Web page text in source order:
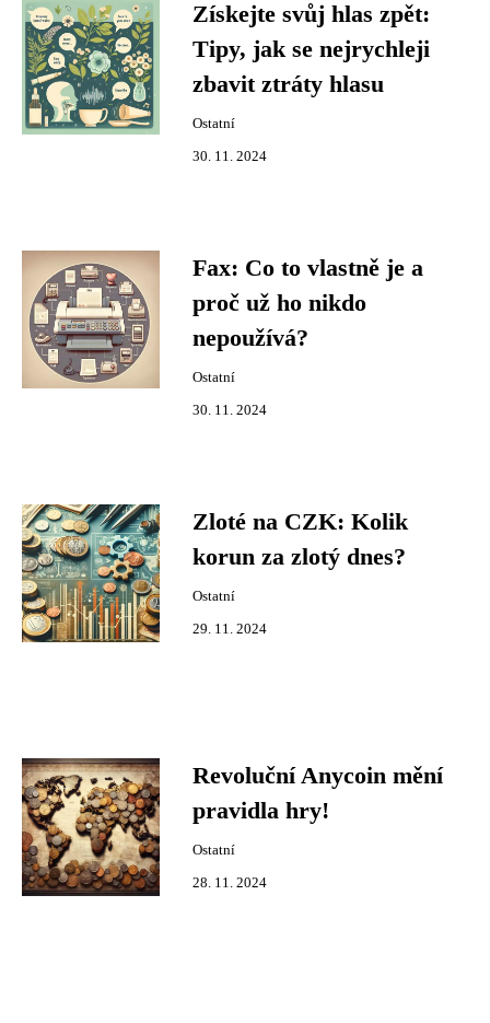
Získejte svůj hlas zpět:
Tipy, jak se nejrychleji
zbavit ztráty hlasu
Ostatní
30. 11. 2024
Fax: Co to vlastně je a
proč už ho nikdo
nepoužívá?
Ostatní
30. 11. 2024
Zloté na CZK: Kolik
korun za zlotý dnes?
Ostatní
29. 11. 2024
Revoluční Anycoin mění
pravidla hry!
Ostatní
28. 11. 2024